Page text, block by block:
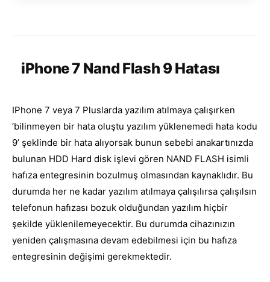
iPhone 7 Nand Flash 9 Hatası
IPhone 7 veya 7 Pluslarda yazılım atılmaya çalışırken
‘bilinmeyen bir hata oluştu yazılım yüklenemedi hata kodu
9’ şeklinde bir hata alıyorsak bunun sebebi anakartınızda
bulunan HDD Hard disk işlevi gören NAND FLASH isimli
hafıza entegresinin bozulmuş olmasından kaynaklıdır. Bu
durumda her ne kadar yazılım atılmaya çalışılırsa çalışılsın
telefonun hafızası bozuk olduğundan yazılım hiçbir
şekilde yüklenilemeyecektir. Bu durumda cihazınızın
yeniden çalışmasına devam edebilmesi için bu hafıza
entegresinin değişimi gerekmektedir.